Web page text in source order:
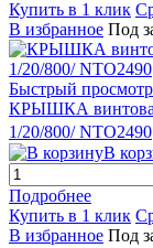
Купить в 1 клик
В избранное Под
Быстрый просмотр
КРЫШКА
1/20/800/ NTO2490
В
Подробнее
Купить в 1 клик
В избранное Под